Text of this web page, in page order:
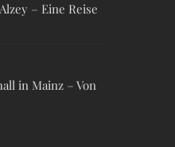
– Eine Reise
in Mainz – Von